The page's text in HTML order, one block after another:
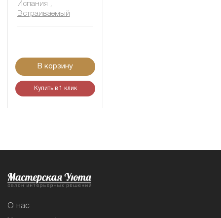
Испания ,
Встраиваемый
В корзину
Купить в 1 клик
О нас